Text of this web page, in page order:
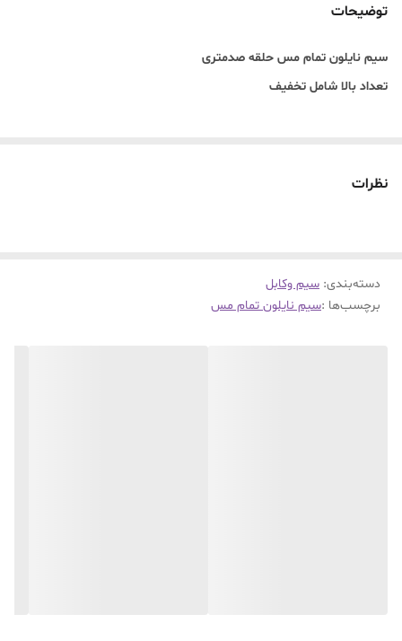
توضیحات
سیم نایلون تمام مس حلقه صدمتری
تعداد بالا شامل تخفیف
نظرات
دسته‌بندی: سیم وکابل
برچسب‌ها :سیم نایلون تمام مس